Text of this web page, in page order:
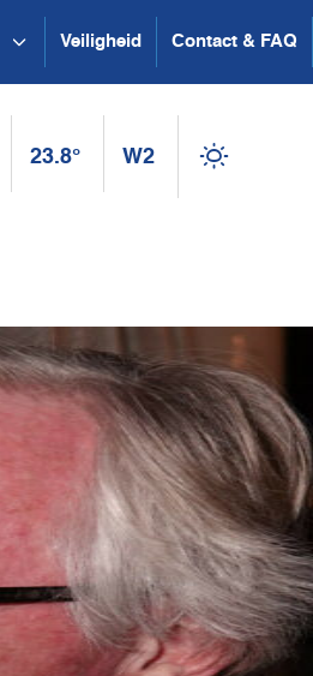
Veiligheid Contact & FAQ
23.8° W2